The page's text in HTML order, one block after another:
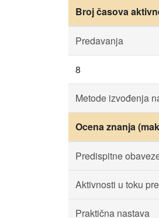
Broj časova
Predavanja
8
Metode izvođenja
Ocena znanja
Predispitne
Aktivnosti u toku
Praktična nastava